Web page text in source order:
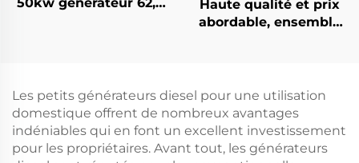
50kw générateur 62,5
Haute qualité et prix
abordable, ensemble
Les petits générateurs diesel pour une utilisation
domestique offrent de nombreux avantages
indéniables qui en font un excellent investissement
pour les propriétaires. Avant tout, les générateurs